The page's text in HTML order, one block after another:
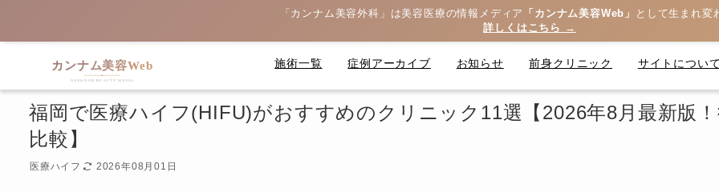
「カンナム美容外科」は美容医療の情報メディア 「カンナム美容Web」
として生まれ変
詳しくはこちら →
施術一覧 症例アーカイブ お知らせ 前身クリニック サイトについ
福岡で医療ハイフ(HIFU)がおすすめのクリニック11選【2026年8月最新版
比較】
医療ハイフ 2026年08月01日